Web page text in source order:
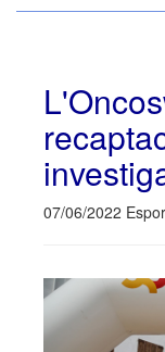
07/06/2022